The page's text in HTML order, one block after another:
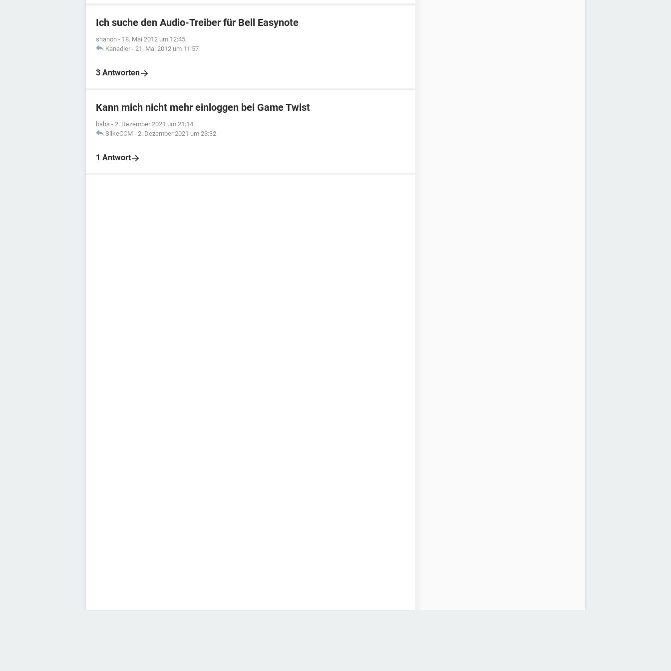
Ich suche den Audio-Treiber für Bell Easynote
shanon - 18. Mai 2012 um 12:45
Kanadler - 21. Mai 2012 um 11:57
3 Antworten
Kann mich nicht mehr einloggen bei Game Twist
babs - 2. Dezember 2021 um 21:14
SilkeCCM - 2. Dezember 2021 um 23:32
1 Antwort